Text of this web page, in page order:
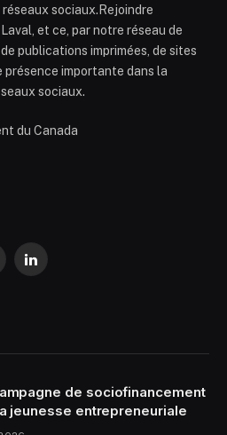
sociaux.Rejoindre
et ce, par notre réseau de
publications imprimées, de sites
présence importante dans la
sociaux.
du Canada
LinkedIn
de sociofinancement
jeunesse entrepreneuriale